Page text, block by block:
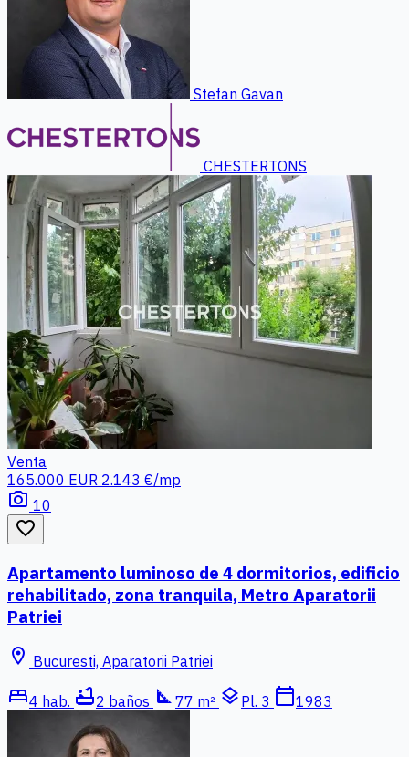
Stefan Gavan
CHESTERTONS
Venta
165.000 EUR 2.143 €/mp
photo_camera 10
favorite_border
Apartamento luminoso de 4 dormitorios, edificio
rehabilitado, zona tranquila, Metro Aparatorii
Patriei
location_on Bucuresti, Aparatorii Patriei
bed4 hab. bathtub2 baños square_foot 77 m² layers Pl. 3 calendar_today1983